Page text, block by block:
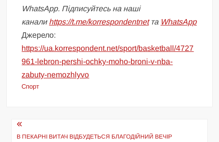
WhatsApp. Підписуйтесь на наші
канали https://t.me/korrespondentnetта WhatsApp
Джерело:
https://ua.korrespondent.net/sport/basketball/4727
961-lebron-pershi-ochky-moho-broni-v-nba-
zabuty-nemozhlyvo
Спорт
Навігація
В ПЕКАРНІ ВИТАЧ ВІДБУДЕТЬСЯ БЛАГОДІЙНИЙ ВЕЧІР